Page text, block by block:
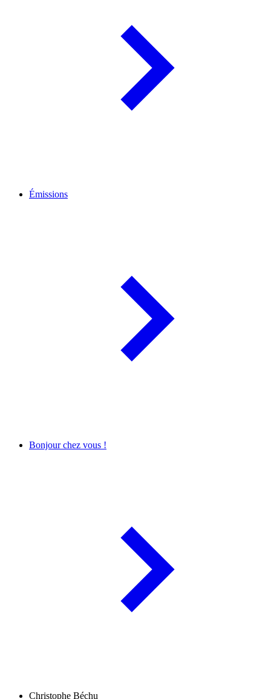
Émissions
Bonjour chez vous !
Christophe Béchu